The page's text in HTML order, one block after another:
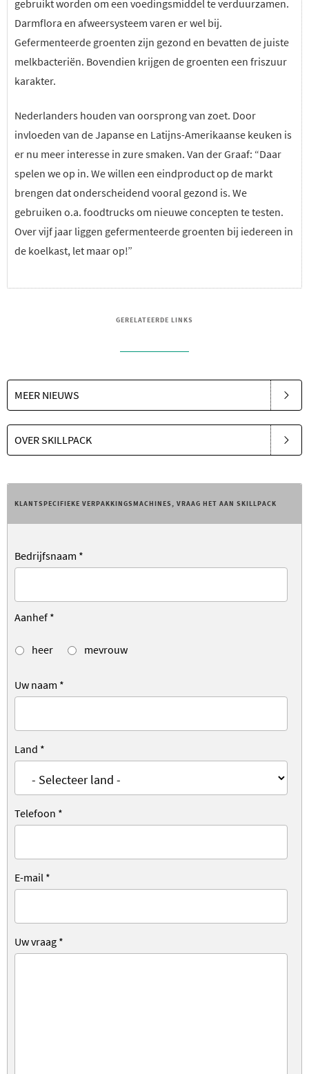
gebruikt worden om een voedingsmiddel te verduurzamen.
Darmflora en afweersysteem varen er wel bij.
Gefermenteerde groenten zijn gezond en bevatten de juiste
melkbacteriën. Bovendien krijgen de groenten een friszuur
karakter.
Nederlanders houden van oorsprong van zoet. Door
invloeden van de Japanse en Latijns-Amerikaanse keuken is
er nu meer interesse in zure smaken. Van der Graaf: “Daar
spelen we op in. We willen een eindproduct op de markt
brengen dat onderscheidend vooral gezond is. We
gebruiken o.a. foodtrucks om nieuwe concepten te testen.
Over vijf jaar liggen gefermenteerde groenten bij iedereen in
de koelkast, let maar op!”
GERELATEERDE LINKS
MEER NIEUWS
OVER SKILLPACK
KLANTSPECIFIEKE VERPAKKINGSMACHINES, VRAAG HET AAN SKILLPACK
Bedrijfsnaam *
Aanhef *
heer mevrouw
Uw naam *
Land *
Telefoon *
E-mail *
Uw vraag *